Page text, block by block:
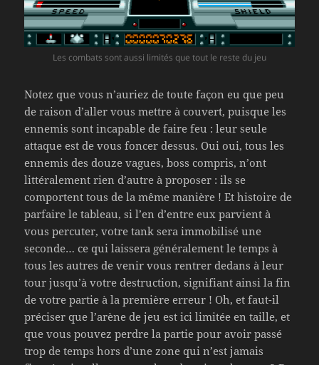
Les combats sont aussi limités que tout le reste du jeu
Notez que vous n’auriez de toute façon eu que peu
de raison d’aller vous mettre à couvert, puisque les
ennemis sont incapable de faire feu : leur seule
attaque est de vous foncer dessus. Oui oui, tous les
ennemis des douze vagues, boss compris, n’ont
littéralement rien d’autre à proposer : ils se
comportent tous de la même manière ! Et histoire de
parfaire le tableau, si l’en d’entre eux parvient à
vous percuter, votre tank sera immobilisé une
seconde… ce qui laissera généralement le temps à
tous les autres de venir vous rentrer dedans à leur
tour jusqu’à votre destruction, signifiant ainsi la fin
de votre partie à la première erreur ! Oh, et faut-il
préciser que l’arène de jeu est ici limitée en taille, et
que vous pouvez perdre la partie pour avoir passé
trop de temps hors d’une zone qui n’est jamais